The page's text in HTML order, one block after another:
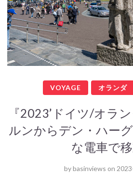
VOYAGE オランダ
『2023’ドイツ/オラ
ルンからデン・ハー
な電車で
bybasinviews on